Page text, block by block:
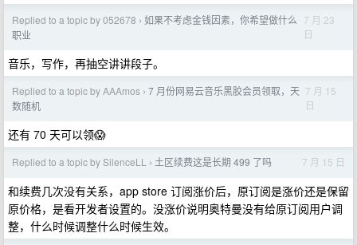
Replied to a topic by 052678 › 如果不考虑金钱因素，你希望做什么
职业
7 月 23
日
音乐，写作，再抽空讲讲段子。
Replied to a topic by AAAmos › 7 月份网易云音乐黑胶会员领取，天
数随机
7 月 15
日
还有 70 天可以领😱
Replied to a topic by SilenceLL › 土区续费这是长期 499 了吗 7 月 15 日
和续费几次没有关系，app store 订阅涨价后，原订阅是涨价还是保留
原价格，是看开发者设置的。没涨价说明奥特曼没有给原订阅用户调
整，什么时候调整什么时候生效。